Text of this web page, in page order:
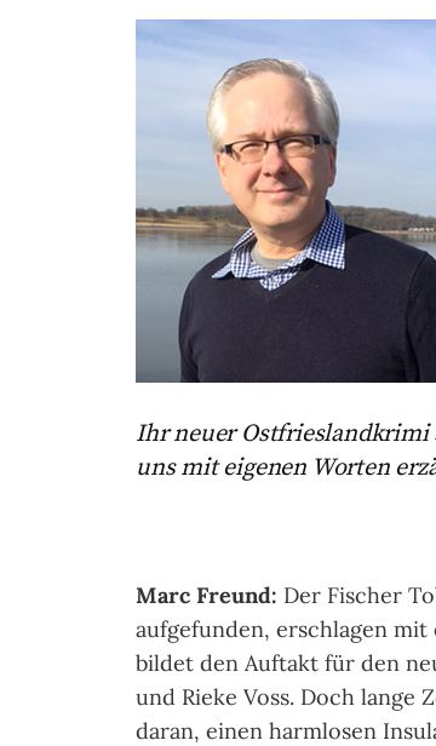
Ihr neuer Ostfrieslandkrimi
uns mit eigenen Worten
Marc Freund: Der Fischer
aufgefunden, erschlagen mit
bildet den Auftakt für den
und Rieke Voss. Doch lange
daran, einen harmlosen